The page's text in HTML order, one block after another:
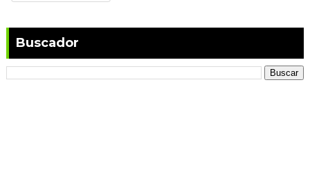
Buscador